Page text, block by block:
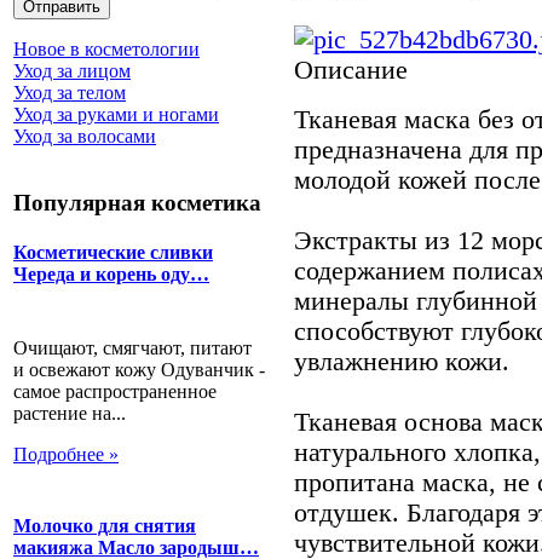
Новое в косметологии
Уход за лицом
Уход за телом
Уход за руками и ногами
Уход за волосами
Популярная косметика
Косметические сливки
Череда и корень оду…
Очищают, смягчают, питают
и освежают кожу Одуванчик -
самое распространенное
растение на...
Подробнее »
Молочко для снятия
макияжа Масло зародыш…
Описание
Тканевая маска без
предназначена для
молодой кожей
Экстракты из 12
содержанием
минералы
способствуют
увлажнению кожи.
Тканевая основа
натурального
пропитана маска, не
отдушек. Благодаря
чувствительной